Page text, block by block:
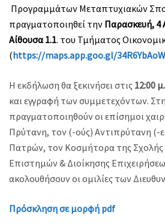
Προγραμμάτων Μεταπτυχιακών
πραγματοποιηθεί την Παρασκευή, 4
Αίθουσα 1.1. του Τμήματος
(https://maps.app.goo.gl/
Η εκδήλωση θα ξεκινήσει στις 12:00
και εγγραφή των συμμετεχόντων.
πραγματοποιηθούν οι επίσημοι
Πρύτανη, τον (-ούς) Αντιπρύτανη (-
Πατρών, τον Κοσμήτορα της Σχολής
Επιστημών & Διοίκησης
ακολουθήσουν οι ομιλίες των
Πρόσκληση σε μορφή pdf